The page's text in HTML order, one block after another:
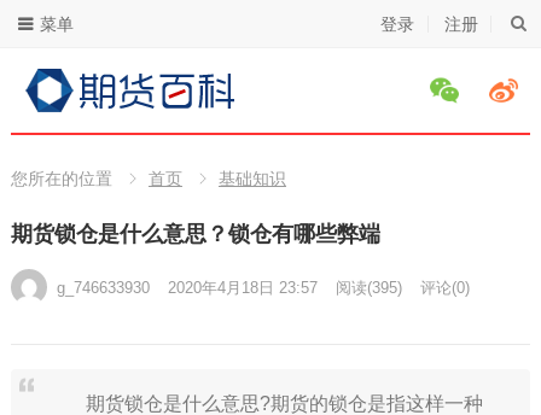
登录 注册
菜单
您所在的位置 首页 基础知识
期货锁仓是什么意思？锁仓有哪些弊端
g_746633930 2020年4月18日 23:57 阅读(395) 评论(0)
期货锁仓是什么意思?期货的锁仓是指这样一种